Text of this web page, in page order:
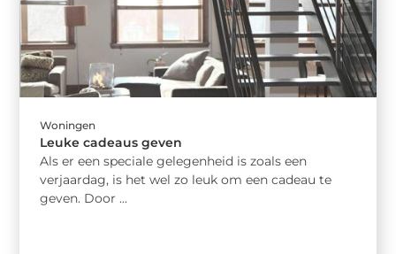
Woningen
Leuke cadeaus geven
Als er een speciale gelegenheid is zoals een
verjaardag, is het wel zo leuk om een cadeau te
geven. Door ...